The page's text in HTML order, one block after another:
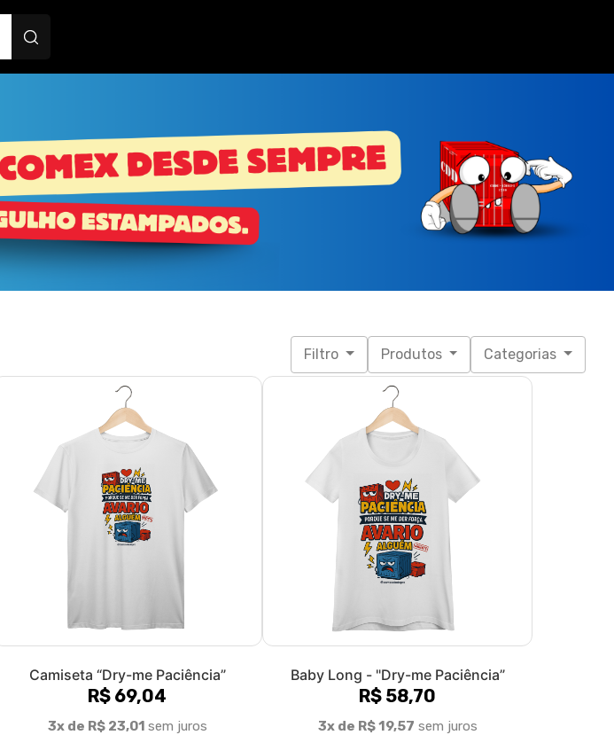
Filtro Produtos Categorias
Camiseta “Dry-me Paciência”
R$ 69,04
3x de R$ 23,01 sem juros
Baby Long - "Dry-me Paciência”
R$ 58,70
3x de R$ 19,57 sem juros